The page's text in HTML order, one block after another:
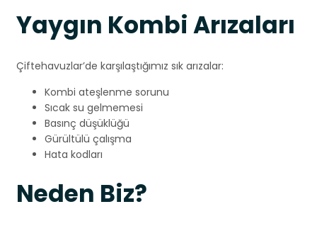
Yaygın Kombi Arızaları
Çiftehavuzlar’de karşılaştığımız sık arızalar:
Kombi ateşlenme sorunu
Sıcak su gelmemesi
Basınç düşüklüğü
Gürültülü çalışma
Hata kodları
Neden Biz?